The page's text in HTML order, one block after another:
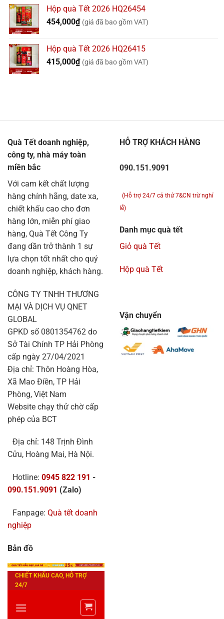
Hộp quà Tết 2026 HQ26454
454,000₫ (giá đã bao gồm VAT)
Hộp quà Tết 2026 HQ26415
415,000₫ (giá đã bao gồm VAT)
Quà Tết doanh nghiệp,
công ty, nhà máy toàn
miền bắc
Với cam kết chất lượng
hàng chính hãng, date xa,
chiết khấu cao cho đơn
hàng lớn, miễn phí giao
hàng, Quà Tết Công Ty
đang dần trở thành 1 sự
lựa chọn tốt nhất cho quý
doanh nghiệp, khách hàng.
CÔNG TY TNHH THƯƠNG
MẠI VÀ DỊCH VỤ QNET
GLOBAL
GPKD số 0801354762 do
Sở Tài Chính TP Hải Phòng
cấp ngày 27/04/2021
Địa chỉ: Thôn Hoàng Hòa,
Xã Mao Điền, TP Hải
Phòng, Việt Nam
Website chạy thử chờ cấp
phép của BCT
Địa chỉ: 148 Trịnh Đình
Cửu, Hoàng Mai, Hà Nội.
Hotline: 0945 822 191 -
090.151.9091 (Zalo)
Fanpage: Quà tết doanh
nghiệp
Bản đồ
HỖ TRỢ KHÁCH HÀNG
090.151.9091
(Hỗ trợ 24/7 cả thứ 7&CN trừ nghỉ
lễ)
Danh mục quà tết
Giỏ quà Tết
Hộp quà Tết
Vận chuyển